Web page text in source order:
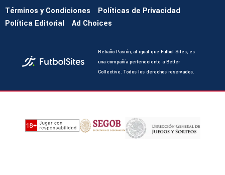
Términos y Condiciones
Políticas de Privacidad
Política Editorial
Ad Choices
Rebaño Pasión, al igual que Futbol Sites, es
una compañía perteneciente a Better
Collective. Todos los derechos reservados.